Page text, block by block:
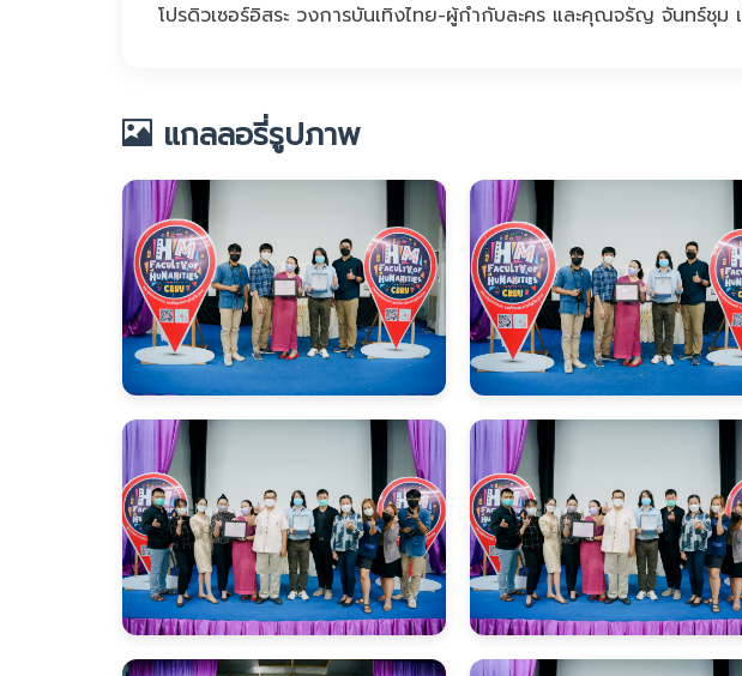
โปรดิวเซอร์อิสระ วงการบันเทิงไทย-ผู้กำกับละคร และคุณจรัญ จันทร์ชุม
แกลลอรี่รูปภาพ